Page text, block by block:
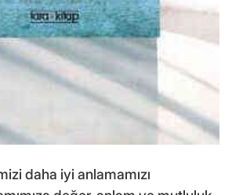
daha iyi anlamamızı